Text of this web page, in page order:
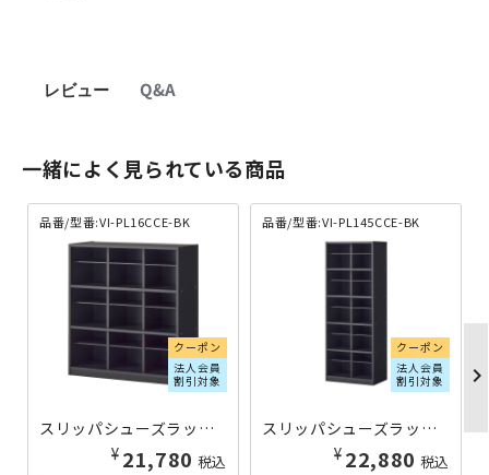
レビュー Q&A
一緒によく見られている商品
品番/型番:VI-PL16CCE-BK
クーポン
法人会員
割引対象
スリッパシューズラック 3列×3段 クリーンイーゴス仕様 W818×D350×H900 ブラック VI-PL16CCE-BK | 423023
¥ 21,780 税込
品番/型番:VI-PL145CCE-BK
クーポン
法人会員
割引対象
スリッパシューズラック 2列×5段 クリーンイーゴス仕様 W550×D350×H900 ブラック VI-PL145CCE-BK | 423024
¥ 22,880 税込
chevron_right